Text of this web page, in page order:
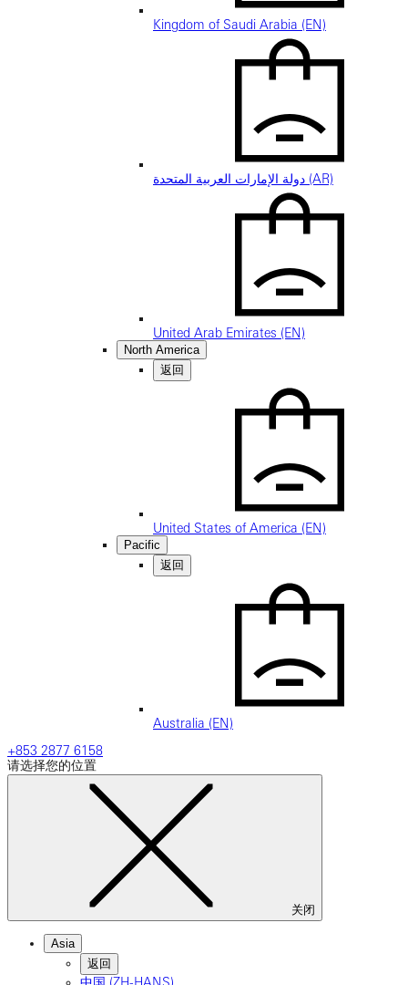
Kingdom of Saudi Arabia (EN)
دولة الإمارات العربية المتحدة (AR)
United Arab Emirates (EN)
North America
返回
United States of America (EN)
Pacific
返回
Australia (EN)
+853 2877 6158
请选择您的位置
关闭
Asia
返回